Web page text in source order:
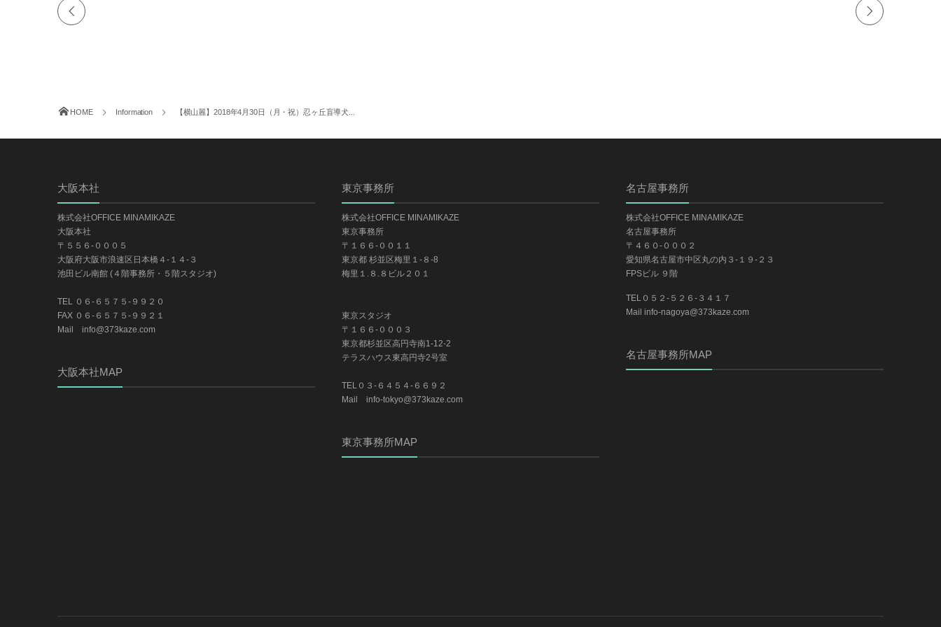
HOME Information 【横山麗】2018年4月30日（月・祝）忍ヶ丘盲導犬...
大阪本社
株式会社OFFICE MINAMIKAZE
大阪本社
〒５５６-０００５
大阪府大阪市浪速区日本橋４-１４-３
池田ビル南館 (４階事務所・５階スタジオ)
TEL ０６-６５７５-９９２０
FAX ０６-６５７５-９９２１
Mail info@373kaze.com
大阪本社MAP
東京事務所
株式会社OFFICE MINAMIKAZE
東京事務所
〒１６６-００１１
東京都 杉並区梅里１-８-8
梅里１.８.８ビル２０１
東京スタジオ
〒１６６-０００３
東京都杉並区高円寺南1-12-2
テラスハウス東高円寺2号室
TEL０３-６４５４-６６９２
Mail info-tokyo@373kaze.com
東京事務所MAP
名古屋事務所
株式会社OFFICE MINAMIKAZE
名古屋事務所
〒４６０-０００２
愛知県名古屋市中区丸の内３-１９-２３
FPSビル ９階
TEL０５２-５２６-３４１７
Mail info-nagoya@373kaze.com
名古屋事務所MAP